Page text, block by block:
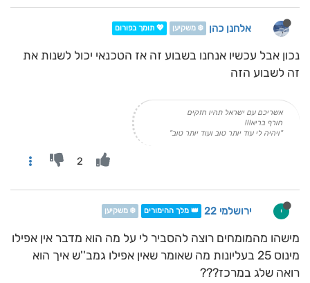
אלחנן כהן ❄️ משקיען 💖 תומך בפורום
נכון אבל עכשיו אנחנו בשבוע זה אז הטכנאי יכול לשנות את
זה לשבוע הזה
אשריכם עם ישראל תהיו חזקים
חורף בריא!!!
"ויהיה לי עוד יותר טוב ועוד יותר טוב"
2
י ירושלמי 22 👑 מלך ההימורים ❄️ משקיען
מישהו מהמומחים רוצה להסביר לי על מה הוא מדבר אין אפילו
מינוס 25 בעליונות מה שאומר שאין אפילו גמב''ש איך הוא
רואה שלג במרכז???